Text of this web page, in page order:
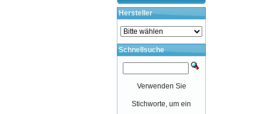
Hersteller
Schnellsuche
Verwenden Sie
Stichworte, um ein